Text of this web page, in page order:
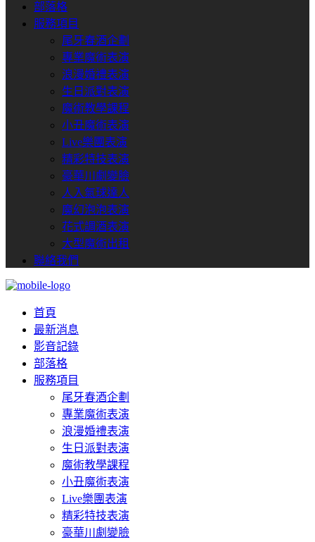
部落格
服務項目
尾牙春酒企劃
專業魔術表演
浪漫婚禮表演
生日派對表演
魔術教學課程
小丑魔術表演
Live樂團表演
精彩特技表演
豪華川劇變臉
人入氣球達人
魔幻泡泡表演
花式調酒表演
大型魔術出租
聯絡我們
首頁
最新消息
影音記錄
部落格
服務項目
尾牙春酒企劃
專業魔術表演
浪漫婚禮表演
生日派對表演
魔術教學課程
小丑魔術表演
Live樂團表演
精彩特技表演
豪華川劇變臉